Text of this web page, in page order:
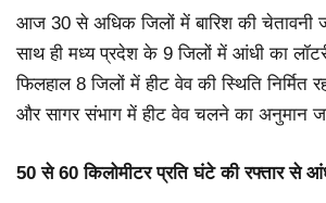
आज 30 से अधिक जिलों में बारिश की चेतावनी
साथ ही मध्य प्रदेश के 9 जिलों में आंधी का
फिलहाल 8 जिलों में हीट वेव की स्थिति निर्मित
और सागर संभाग में हीट वेव चलने का अनुमान
50 से 60 किलोमीटर प्रति घंटे की रफ्तार से